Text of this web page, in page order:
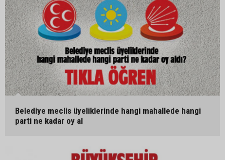
Belediye meclis üyeliklerinde hangi mahallede hangi
parti ne kadar oy al